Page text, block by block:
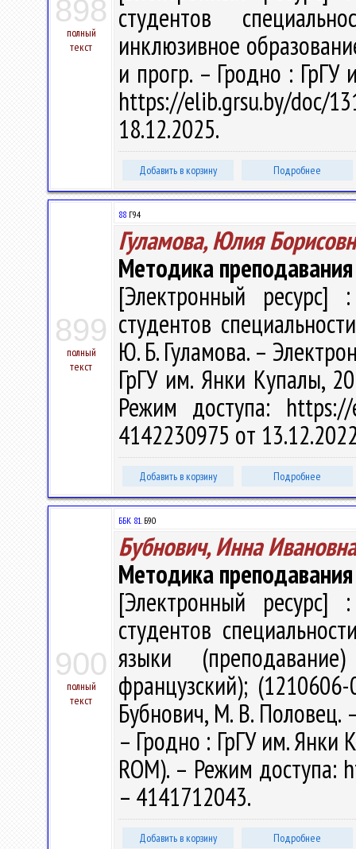
898
полный
текст
студентов
инклюзивное
и прогр. – Гродно :
https://elib.grsu.by/doc/
18.12.2025.
Добавить в корзину Подробнее
899
полный
текст
88 Г94
Гуламова, Юлия
Методика
[Электронный ресурс]
студентов
Ю. Б. Гуламова. –
ГрГУ им. Янки Купалы,
Режим доступа:
4142230975 от
Добавить в корзину Подробнее
900
полный
текст
ББК 81.Б90
Бубнович, Инна Ивановна
Методика
[Электронный ресурс]
студентов
языки
французский);
Бубнович, М. В. Половец.
– Гродно : ГрГУ им. Янки
ROM). – Режим доступа:
– 4141712043.
Добавить в корзину Подробнее